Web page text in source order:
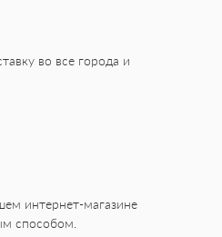
во все города и
интернет-магазине
способом.